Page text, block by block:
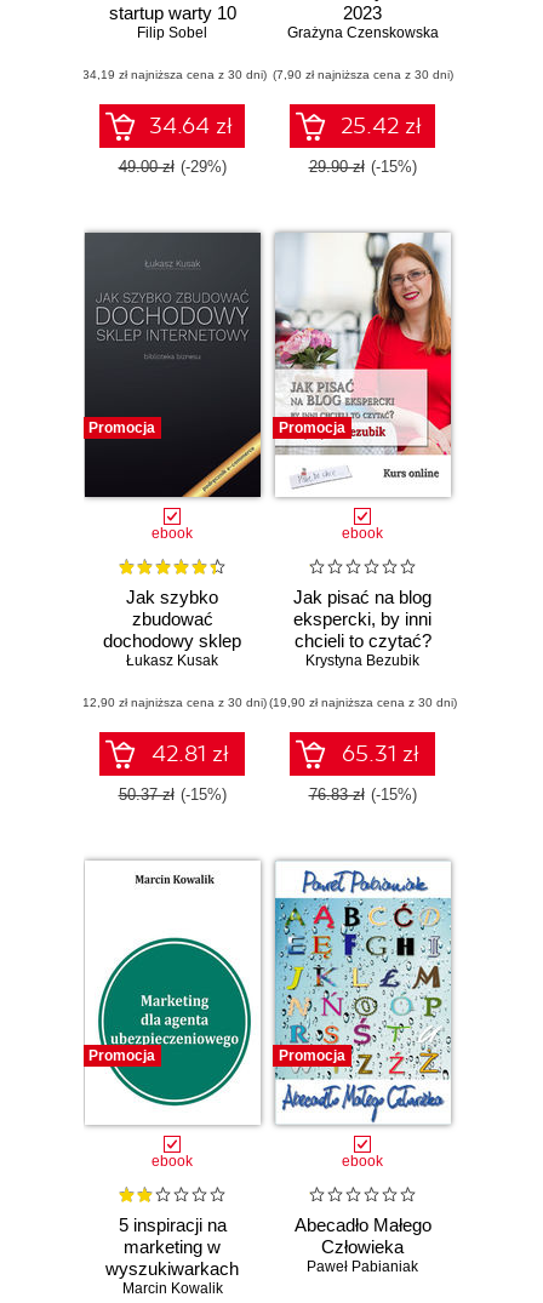
kraju.
startup warty 10
mln PLN? -
Filip Sobel
(34,19 zł najniższa cena z 30 dni)
34.64 zł
49.00 zł (-29%)
2023
Grażyna Czenskowska
(7,90 zł najniższa cena z 30 dni)
25.42 zł
29.90 zł (-15%)
Promocja
ebook
Jak szybko
zbudować
dochodowy sklep
internetowy
Łukasz Kusak
(12,90 zł najniższa cena z 30 dni)
42.81 zł
50.37 zł (-15%)
Promocja
ebook
Jak pisać na blog
ekspercki, by inni
chcieli to czytać?
Krystyna Bezubik
(19,90 zł najniższa cena z 30 dni)
65.31 zł
76.83 zł (-15%)
Promocja
ebook
5 inspiracji na
marketing w
wyszukiwarkach
dla agentów
Marcin Kowalik
Promocja
ebook
Abecadło Małego
Człowieka
Paweł Pabianiak